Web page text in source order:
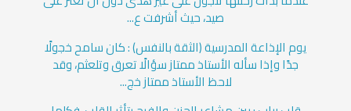
صيد، حيث أشرفت ع...
يوم الإذاعة المدرسية (الثقة بالنفس) : كان سامح خجولًا
جدًا وإذا سأله الأستاذ ممتاز سؤالًا تعرق وتلعثم، وقد
لاحظ الأستاذ ممتاز خج...